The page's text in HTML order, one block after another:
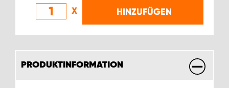
X HINZUFÜGEN
PRODUKTINFORMATION